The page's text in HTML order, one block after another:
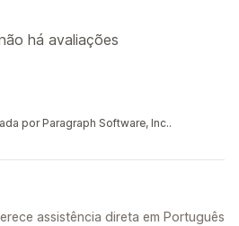
há avaliações
por Paragraph Software, Inc..
assistência direta em Português